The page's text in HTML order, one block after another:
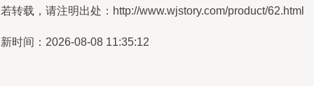
转载，请注明出处：http://www.wjstory.com/product/62.html
时间：2026-08-08 11:35:12